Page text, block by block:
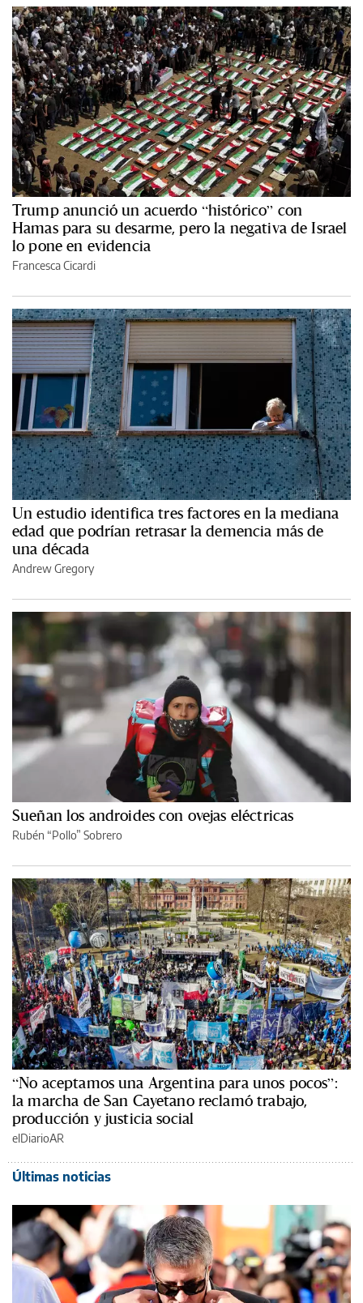
Trump anunció un acuerdo “histórico” con
Hamas para su desarme, pero la negativa de Israel
lo pone en evidencia
Francesca Cicardi
Un estudio identifica tres factores en la mediana
edad que podrían retrasar la demencia más de
una década
Andrew Gregory
Sueñan los androides con ovejas eléctricas
Rubén “Pollo” Sobrero
“No aceptamos una Argentina para unos pocos”:
la marcha de San Cayetano reclamó trabajo,
producción y justicia social
elDiarioAR
Últimas noticias